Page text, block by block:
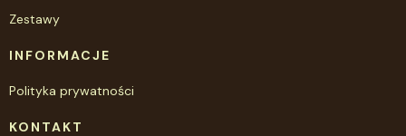
Zestawy
INFORMACJE
Polityka prywatności
KONTAKT